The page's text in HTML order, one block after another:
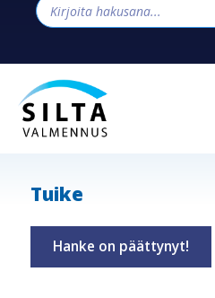
Tuike
Hanke on päättynyt!